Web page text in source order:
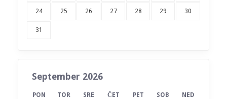
24 25 26 27 28 29 30
31
September 2026
PON TOR SRE ČET PET SOB NED